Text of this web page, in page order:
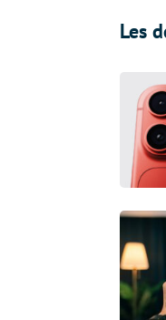
Les